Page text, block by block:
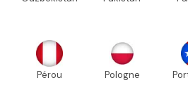
Pérou Pologne